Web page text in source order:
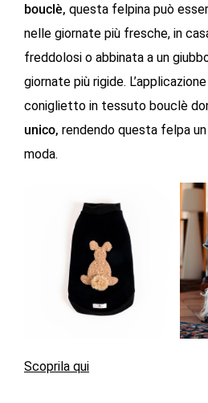
bouclè, questa felpina può
nelle giornate più fresche, in
freddolosi o abbinata a un
giornate più rigide.
coniglietto in tessuto bouclè
unico, rendendo questa felpa
moda.
Scoprila qui